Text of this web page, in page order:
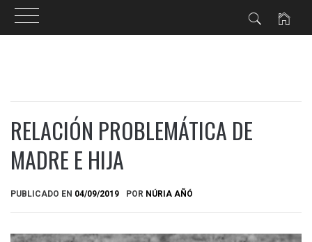
RELACIÓN PROBLEMÁTICA DE
MADRE E HIJA
PUBLICADO EN 04/09/2019 POR NÚRIA AÑÓ